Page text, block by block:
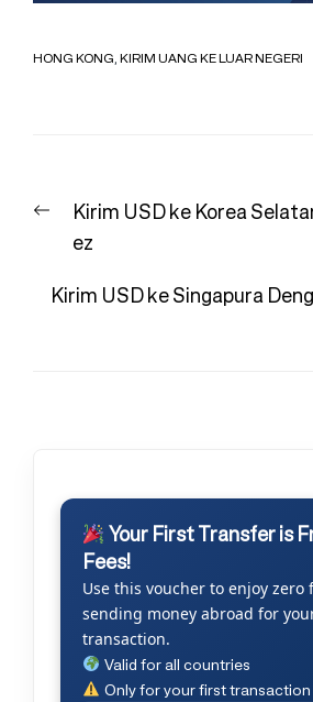
HONG KONG,KIRIM UANG KE LUAR NEGERI
pos
Previous
post:
Kirim USD ke Korea
ez
Kirim USD ke Singapura
Your First Transfer is
Fees!
Use this voucher to enjoy zero
sending money abroad for
transaction.
Valid for all countries
Only for your first transaction